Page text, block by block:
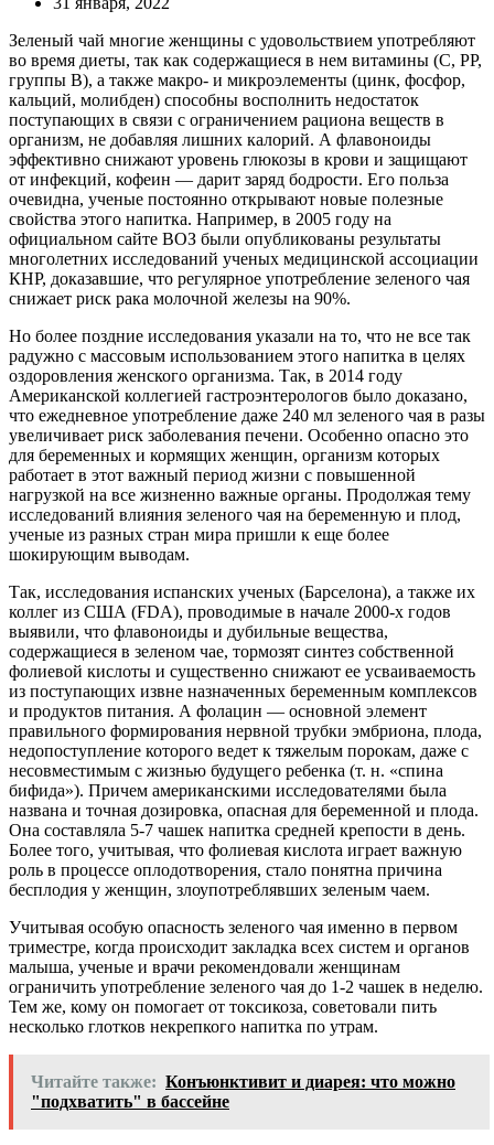
Зеленый чай многие женщины с удовольствием употребляют
во время диеты, так как содержащиеся в нем витамины (С, РР,
группы В), а также макро- и микроэлементы (цинк, фосфор,
кальций, молибден) способны восполнить недостаток
поступающих в связи с ограничением рациона веществ в
организм, не добавляя лишних калорий. А флавоноиды
эффективно снижают уровень глюкозы в крови и защищают
от инфекций, кофеин — дарит заряд бодрости. Его польза
очевидна, ученые постоянно открывают новые полезные
свойства этого напитка. Например, в 2005 году на
официальном сайте ВОЗ были опубликованы результаты
многолетних исследований ученых медицинской ассоциации
КНР, доказавшие, что регулярное употребление зеленого чая
снижает риск рака молочной железы на 90%.
Но более поздние исследования указали на то, что не все так
радужно с массовым использованием этого напитка в целях
оздоровления женского организма. Так, в 2014 году
Американской коллегией гастроэнтерологов было доказано,
что ежедневное употребление даже 240 мл зеленого чая в разы
увеличивает риск заболевания печени. Особенно опасно это
для беременных и кормящих женщин, организм которых
работает в этот важный период жизни с повышенной
нагрузкой на все жизненно важные органы. Продолжая тему
исследований влияния зеленого чая на беременную и плод,
ученые из разных стран мира пришли к еще более
шокирующим выводам.
Так, исследования испанских ученых (Барселона), а также их
коллег из США (FDA), проводимые в начале 2000-х годов
выявили, что флавоноиды и дубильные вещества,
содержащиеся в зеленом чае, тормозят синтез собственной
фолиевой кислоты и существенно снижают ее усваиваемость
из поступающих извне назначенных беременным комплексов
и продуктов питания. А фолацин — основной элемент
правильного формирования нервной трубки эмбриона, плода,
недопоступление которого ведет к тяжелым порокам, даже с
несовместимым с жизнью будущего ребенка (т. н. «спина
бифида»). Причем американскими исследователями была
названа и точная дозировка, опасная для беременной и плода.
Она составляла 5-7 чашек напитка средней крепости в день.
Более того, учитывая, что фолиевая кислота играет важную
роль в процессе оплодотворения, стало понятна причина
бесплодия у женщин, злоупотреблявших зеленым чаем.
Учитывая особую опасность зеленого чая именно в первом
триместре, когда происходит закладка всех систем и органов
малыша, ученые и врачи рекомендовали женщинам
ограничить употребление зеленого чая до 1-2 чашек в неделю.
Тем же, кому он помогает от токсикоза, советовали пить
несколько глотков некрепкого напитка по утрам.
Читайте также: Конъюнктивит и диарея: что можно
"подхватить" в бассейне